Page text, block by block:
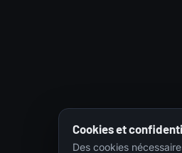
Cookies et
Des cookies